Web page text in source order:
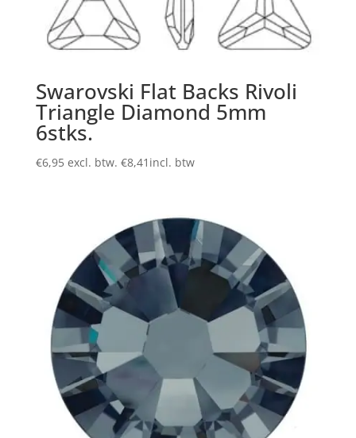
Swarovski Flat Backs Rivoli
Triangle Diamond 5mm
6stks.
€6,95 excl. btw. €8,41 incl. btw